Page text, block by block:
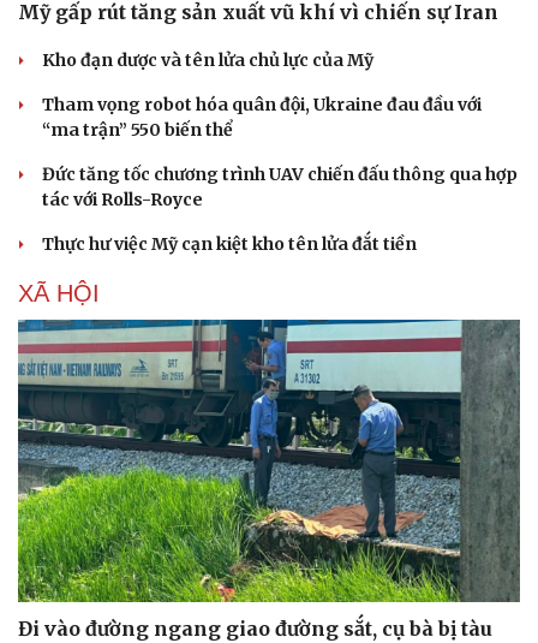
Mỹ gấp rút tăng sản xuất vũ khí vì chiến sự Iran
Kho đạn dược và tên lửa chủ lực của Mỹ
Tham vọng robot hóa quân đội, Ukraine đau đầu với
“ma trận” 550 biến thể
Đức tăng tốc chương trình UAV chiến đấu thông qua hợp
tác với Rolls-Royce
Thực hư việc Mỹ cạn kiệt kho tên lửa đắt tiền
XÃ HỘI
Đi vào đường ngang giao đường sắt, cụ bà bị tàu